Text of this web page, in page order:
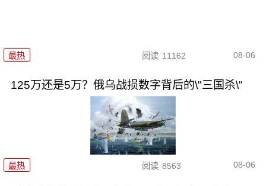
最热 阅读 11162 08-06
125万还是5万？俄乌战损数字背后的\"三国杀\"
最热 阅读 8563 08-06